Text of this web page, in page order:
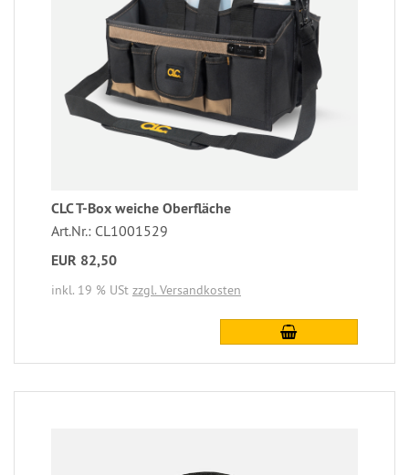
CLC T-Box weiche Oberfläche
Art.Nr.: CL1001529
EUR 82,50
inkl. 19 % USt zzgl. Versandkosten